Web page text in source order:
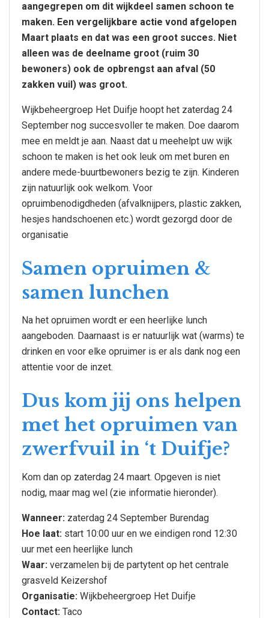
aangegrepen om dit wijkdeel samen schoon te
maken. Een vergelijkbare actie vond afgelopen
Maart plaats en dat was een groot succes. Niet
alleen was de deelname groot (ruim 30
bewoners) ook de opbrengst aan afval (50
zakken vuil) was groot.
Wijkbeheergroep Het Duifje hoopt het zaterdag 24
September nog succesvoller te maken. Doe daarom
mee en meldt je aan. Naast dat u meehelpt uw wijk
schoon te maken is het ook leuk om met buren en
andere mede-buurtbewoners bezig te zijn. Kinderen
zijn natuurlijk ook welkom. Voor
opruimbenodigdheden (afvalknijpers, plastic zakken,
hesjes handschoenen etc.) wordt gezorgd door de
organisatie
Samen opruimen &
samen lunchen
Na het opruimen wordt er een heerlijke lunch
aangeboden. Daarnaast is er natuurlijk wat (warms) te
drinken en voor elke opruimer is er als dank nog een
attentie voor de inzet.
Dus kom jij ons helpen
met het opruimen van
zwerfvuil in ‘t Duifje?
Kom dan op zaterdag 24 maart. Opgeven is niet
nodig, maar mag wel (zie informatie hieronder).
Wanneer: zaterdag 24 September Burendag
Hoe laat: start 10:00 uur en we eindigen rond 12:30
uur met een heerlijke lunch
Waar: verzamelen bij de partytent op het centrale
grasveld Keizershof
Organisatie: Wijkbeheergroep Het Duifje
Contact: Taco